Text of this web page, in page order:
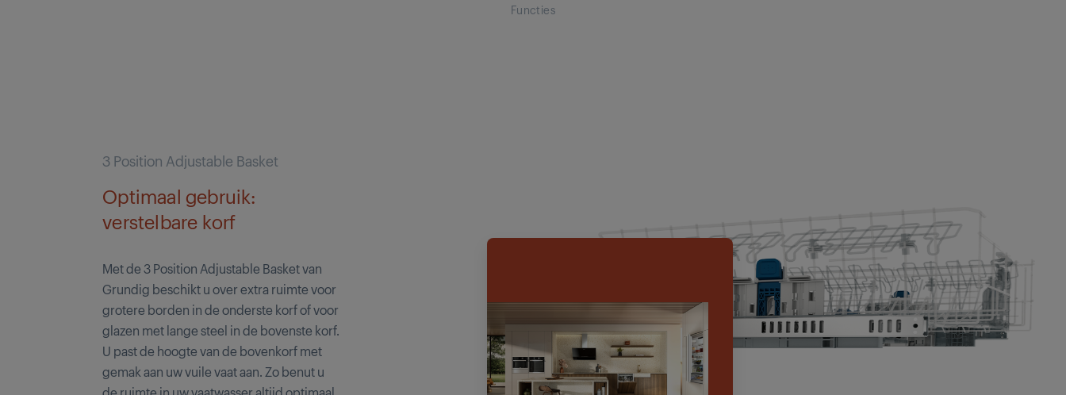
Functies
3 Position Adjustable Basket
Optimaal gebruik:
verstelbare korf
Met de 3 Position Adjustable Basket van
Grundig beschikt u over extra ruimte voor
grotere borden in de onderste korf of voor
glazen met lange steel in de bovenste korf.
U past de hoogte van de bovenkorf met
gemak aan uw vuile vaat aan. Zo benut u